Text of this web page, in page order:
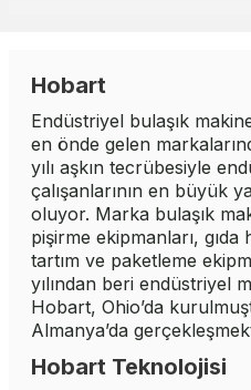
Hobart
Endüstriyel bulaşık
en önde gelen
yılı aşkın tecrübesiyle
çalışanlarının en büyük
oluyor. Marka bulaşık
pişirme ekipmanları, gıda
tartım ve paketleme
yılından beri endüstriyel
Hobart, Ohio’da
Almanya’da
Hobart Teknolojisi